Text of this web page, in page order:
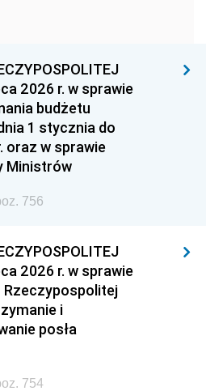
1937
2026 r. w sprawie
budżetu
1 stycznia do
oraz w sprawie
Ministrów
756
2026 r. w sprawie
Rzeczypospolitej
i
posła
754